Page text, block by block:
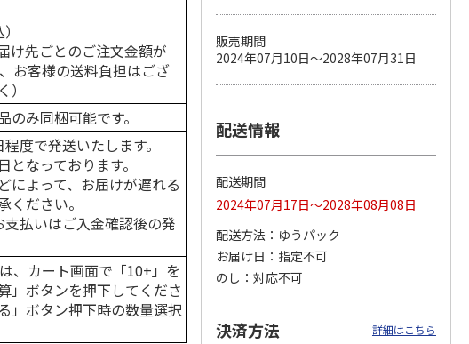
無添加良品 カムカ
ムデンタルコーン
ぐるぐるボーン型 S
…
470円
(送料別・税込)
銀のスプーン パウ
チ 健康に育つ子ね
こ用 まぐろ・かつ
おに
120円
ペット線香 虹のか
なた フルーティフ
ローラルの香り
590円
(送料別・税込)
えBOX とりささ…
380円
(送料別・税込)
け先ごとのご注文金額が
お客様の送料負担はござ
のみ同梱可能です。
度で発送いたします。
なっております。
よって、お届けが遅れる
ください。
払いはご入金確認後の発
、カート画面で「10+」を
」ボタンを押下してくださ
」ボタン押下時の数量選択
販売期間
2024年07月10日～2028年07月31日
配送情報
配送期間
2024年07月17日～2028年08月08日
配送方法
ゆうパック
お届け日
指定不可
のし
対応不可
決済方法 詳細はこちら